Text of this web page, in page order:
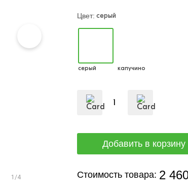
1/4
Цвет: серый
серый капучино
Стоимость товара: 2